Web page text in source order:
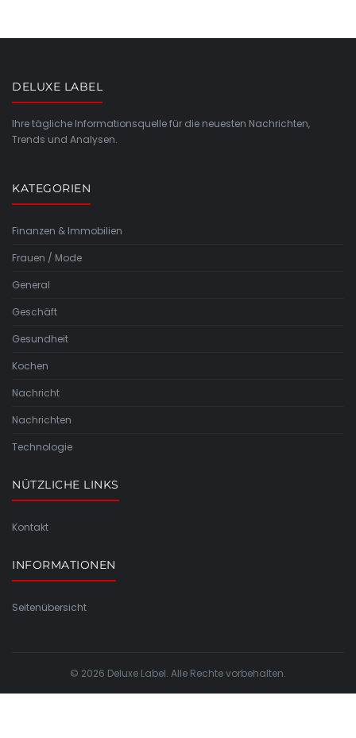
DELUXE LABEL
Ihre tägliche Informationsquelle für die neuesten Nachrichten,
Trends und Analysen.
KATEGORIEN
Finanzen & Immobilien
Frauen / Mode
General
Geschäft
Gesundheit
Kochen
Nachricht
Nachrichten
Technologie
NÜTZLICHE LINKS
Kontakt
INFORMATIONEN
Seitenübersicht
© 2026 Deluxe Label. Alle Rechte vorbehalten.